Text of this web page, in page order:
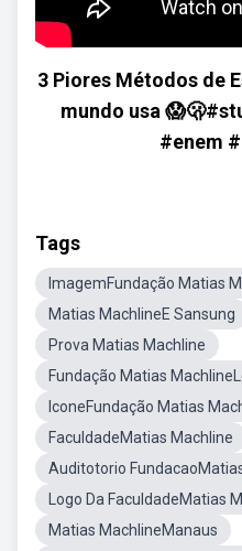
3 Piores Métodos de
mundo usa
#enem
Tags
ImagemFundação Matias
Matias MachlineE Sansung
Prova Matias Machline
Fundação Matias
IconeFundação Matias
FaculdadeMatias Machline
Auditotorio
Logo Da FaculdadeMatias
Matias MachlineManaus